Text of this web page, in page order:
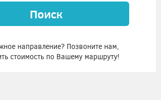
Поиск
направление? Позвоните нам,
стоимость по Вашему маршруту!